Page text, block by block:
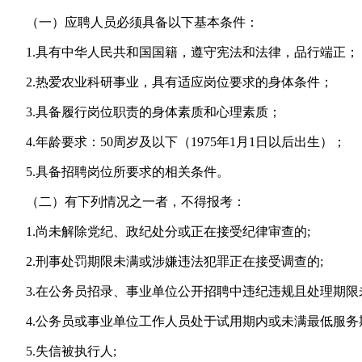
（一）应聘人员必须具备以下基本条件：
1.具有中华人民共和国国籍，遵守宪法和法律，品行端正；
2.热爱农业科研事业，具有适应岗位要求的身体条件；
3.具备履行岗位职责的身体素质和心理素质；
4.年龄要求：50周岁及以下（1975年1月1日以后出生）；
5.具备招聘岗位所要求的相关条件。
（二）有下列情况之一者，不得报考：
1.尚未解除党纪、政纪处分或正在接受纪律审查的;
2.刑事处罚期限未满或涉嫌违法犯罪正在接受调查的;
3.在公务员招录、事业单位公开招聘中违纪违规且处理期限
4.公务员或事业单位工作人员处于试用期内或未满最低服务
5.失信被执行人;